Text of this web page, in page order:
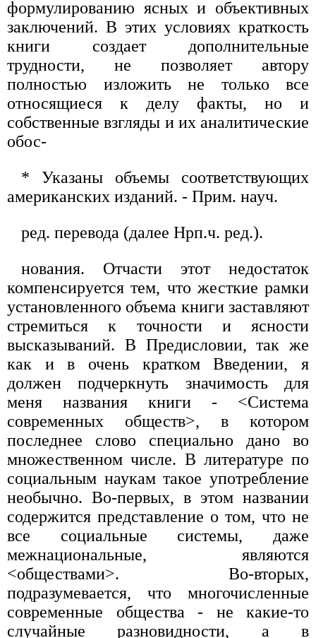
формулированию ясных и объективных
заключений. В этих условиях краткость
книги создает дополнительные
трудности, не позволяет автору
полностью изложить не только все
относящиеся к делу факты, но и
собственные взгляды и их аналитические
обос-
* Указаны объемы соответствующих
американских изданий. - Прим. науч.
ред. перевода (далее Нрп.ч. ред.).
нования. Отчасти этот недостаток
компенсируется тем, что жесткие рамки
установленного объема книги заставляют
стремиться к точности и ясности
высказываний. В Предисловии, так же
как и в очень кратком Введении, я
должен подчеркнуть значимость для
меня названия книги - <Система
современных обществ>, в котором
последнее слово специально дано во
множественном числе. В литературе по
социальным наукам такое употребление
необычно. Во-первых, в этом названии
содержится представление о том, что не
все социальные системы, даже
межнациональные, являются
<обществами>. Во-вторых,
подразумевается, что многочисленные
современные общества - не какие-то
случайные разновидности, а в